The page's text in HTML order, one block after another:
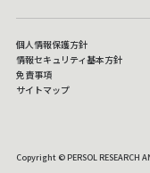
Copyright © PERSOL RESEARCH
個人情報保護方針
情報セキュリティ基本方針
免責事項
サイトマップ